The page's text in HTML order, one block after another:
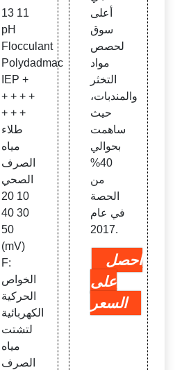
11 13
pH
Flocculant
Polydadmac
IEP +
+ + + +
+ + +
طلاء
مياه
الصرف
الصحي
10 20
30 40
50
(mV)
F:
الخواص
الحركية
الكهربائية
لتشتت
مياه
الصرف
أعلى
سوق
لحصص
مواد
التخثر
والمندبات،
حيث
ساهمت
بحوالي
40%
من
الحصة
في عام
2017.
احصل
على
السعر